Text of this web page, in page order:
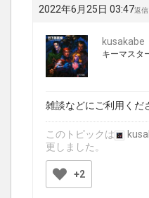
2022年6月25日 03:47返信
kusakabe
キーマスタ
雑談などにご利用くだ
このトピックは
更しました。
+2